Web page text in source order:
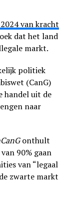
van kracht
dat het land
markt.
politiek
(CanG)
handel uit de
naar
onthult
90% gaan
van “legaal
zwarte markt